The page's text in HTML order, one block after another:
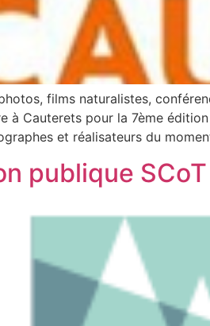
films naturalistes,
à Cauterets pour la 7ème
et réalisateurs du
publique